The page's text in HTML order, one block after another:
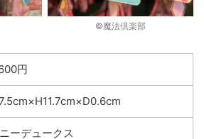
©︎魔法倶楽部
円
ーデュークス